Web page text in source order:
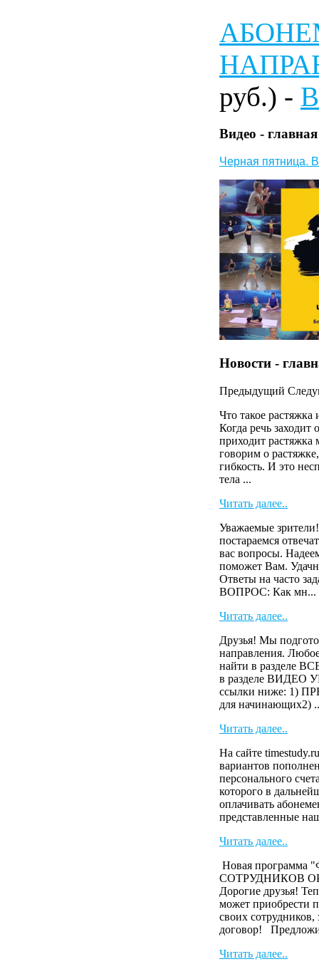
руб.) -
Видео - главная
Черная пятница.
Новости -
Предыдущий
Что такое
Когда речь заходит
приходит
говорим о
гибкость. И это
тела ...
Читать далее..
Уважаемые
постараемся
вас вопросы.
поможет Вам.
Ответы на часто
ВОПРОС: Как мн...
Читать далее..
Друзья! Мы
направления.
найти в разделе
в разделе ВИДЕО
ссылки ниже: 1)
для начинающих2)
Читать далее..
На сайте
вариантов
персонального
которого в
оплачивать
представленные
Читать далее..
Новая
СОТРУДНИКОВ
Дорогие друзья!
может приобрести
своих
договор!
Читать далее..